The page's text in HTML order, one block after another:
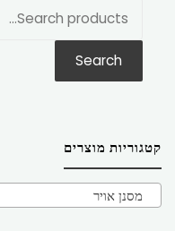
Search
קטגוריות מוצרים
מסנן אויר